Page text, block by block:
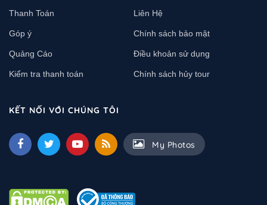
Thanh Toán Liên Hệ
Góp ý Chính sách bảo mật
Quảng Cáo Điều khoản sử dụng
Kiểm tra thanh toán Chính sách hủy tour
KẾT NỐI VỚI CHÚNG TÔI
My Photos